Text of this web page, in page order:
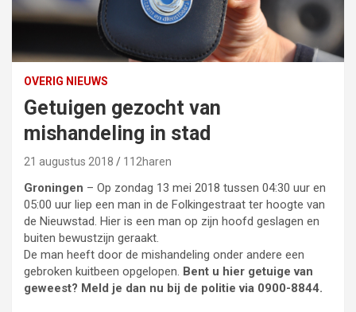
OVERIG NIEUWS
Getuigen gezocht van
mishandeling in stad
21 augustus 2018 112haren
Groningen – Op zondag 13 mei 2018 tussen 04:30 uur en
05:00 uur liep een man in de Folkingestraat ter hoogte van
de Nieuwstad. Hier is een man op zijn hoofd geslagen en
buiten bewustzijn geraakt.
De man heeft door de mishandeling onder andere een
gebroken kuitbeen opgelopen. Bent u hier getuige van
geweest? Meld je dan nu bij de politie via 0900-8844.